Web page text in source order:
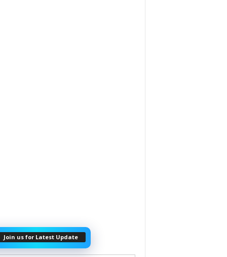
Join us for Latest Update